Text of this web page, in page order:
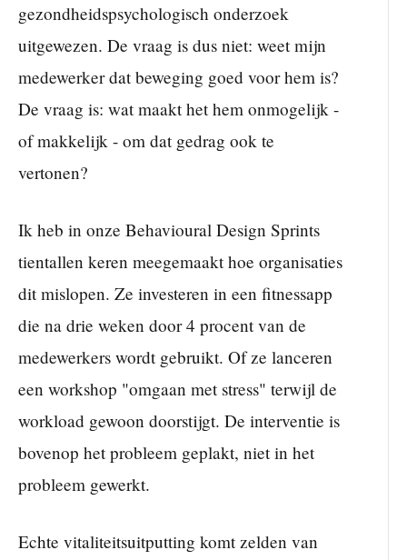
gezondheidspsychologisch onderzoek
uitgewezen. De vraag is dus niet: weet mijn
medewerker dat beweging goed voor hem is?
De vraag is: wat maakt het hem onmogelijk -
of makkelijk - om dat gedrag ook te
vertonen?
Ik heb in onze Behavioural Design Sprints
tientallen keren meegemaakt hoe organisaties
dit mislopen. Ze investeren in een fitnessapp
die na drie weken door 4 procent van de
medewerkers wordt gebruikt. Of ze lanceren
een workshop "omgaan met stress" terwijl de
workload gewoon doorstijgt. De interventie is
bovenop het probleem geplakt, niet in het
probleem gewerkt.
Echte vitaliteitsuitputting komt zelden van